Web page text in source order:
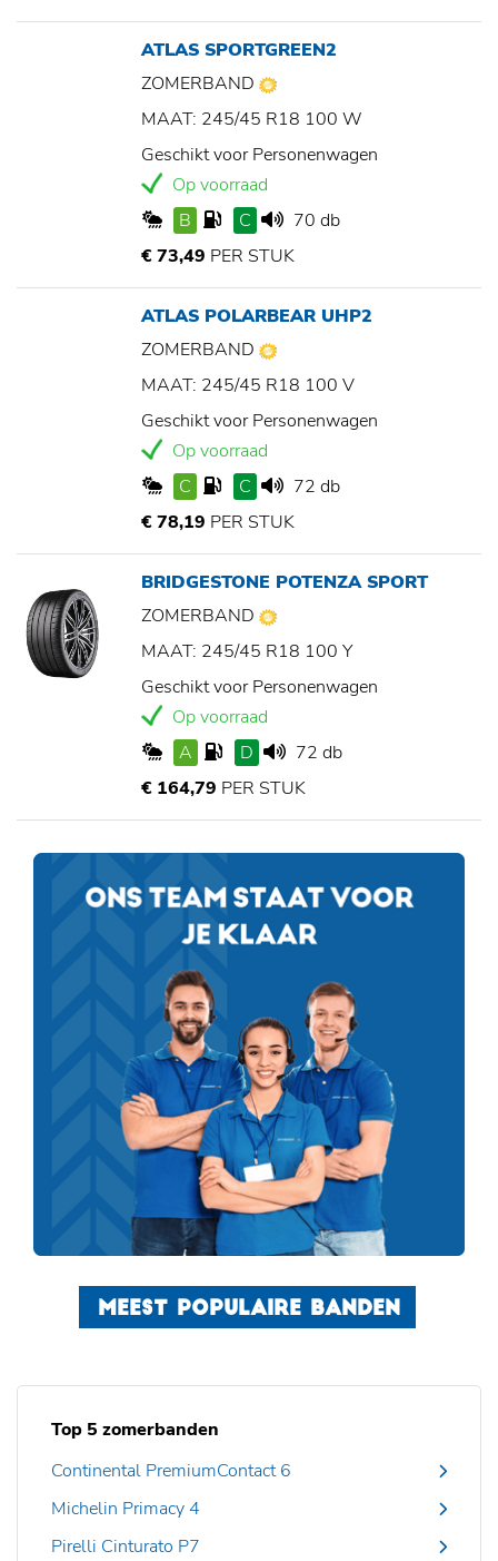
ATLAS SPORTGREEN2
ZOMERBAND
MAAT: 245/45 R18 100 W
Geschikt voor Personenwagen
Op voorraad
B
C
70 db
€ 73,49 PER STUK
ATLAS POLARBEAR UHP2
ZOMERBAND
MAAT: 245/45 R18 100 V
Geschikt voor Personenwagen
Op voorraad
C
C
72 db
€ 78,19 PER STUK
BRIDGESTONE POTENZA SPORT
ZOMERBAND
MAAT: 245/45 R18 100 Y
Geschikt voor Personenwagen
Op voorraad
A
D
72 db
€ 164,79 PER STUK
MEEST POPULAIRE BANDEN
Top 5 zomerbanden
Continental PremiumContact 6
Michelin Primacy 4
Pirelli Cinturato P7